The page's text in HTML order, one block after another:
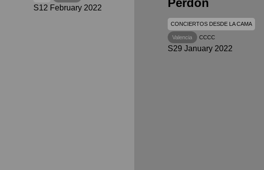
S12 February 2022
CONCIERTOS DESDE LA CAMA
Valencia CCCC
S29 January 2022